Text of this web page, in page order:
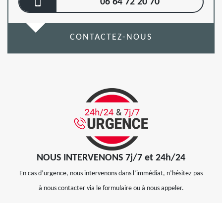
06 64 72 20 70
CONTACTEZ-NOUS
NOUS INTERVENONS 7j/7 et 24h/24
En cas d’urgence, nous intervenons dans l’immédiat, n’hésitez pas
à nous contacter via le formulaire ou à nous appeler.